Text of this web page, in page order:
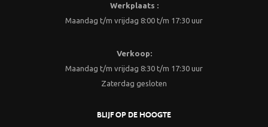
Werkplaats :
Maandag t/m vrijdag 8:00 t/m 17:30 uur
Verkoop:
Maandag t/m vrijdag 8:30 t/m 17:30 uur
Zaterdag gesloten
BLIJF OP DE HOOGTE